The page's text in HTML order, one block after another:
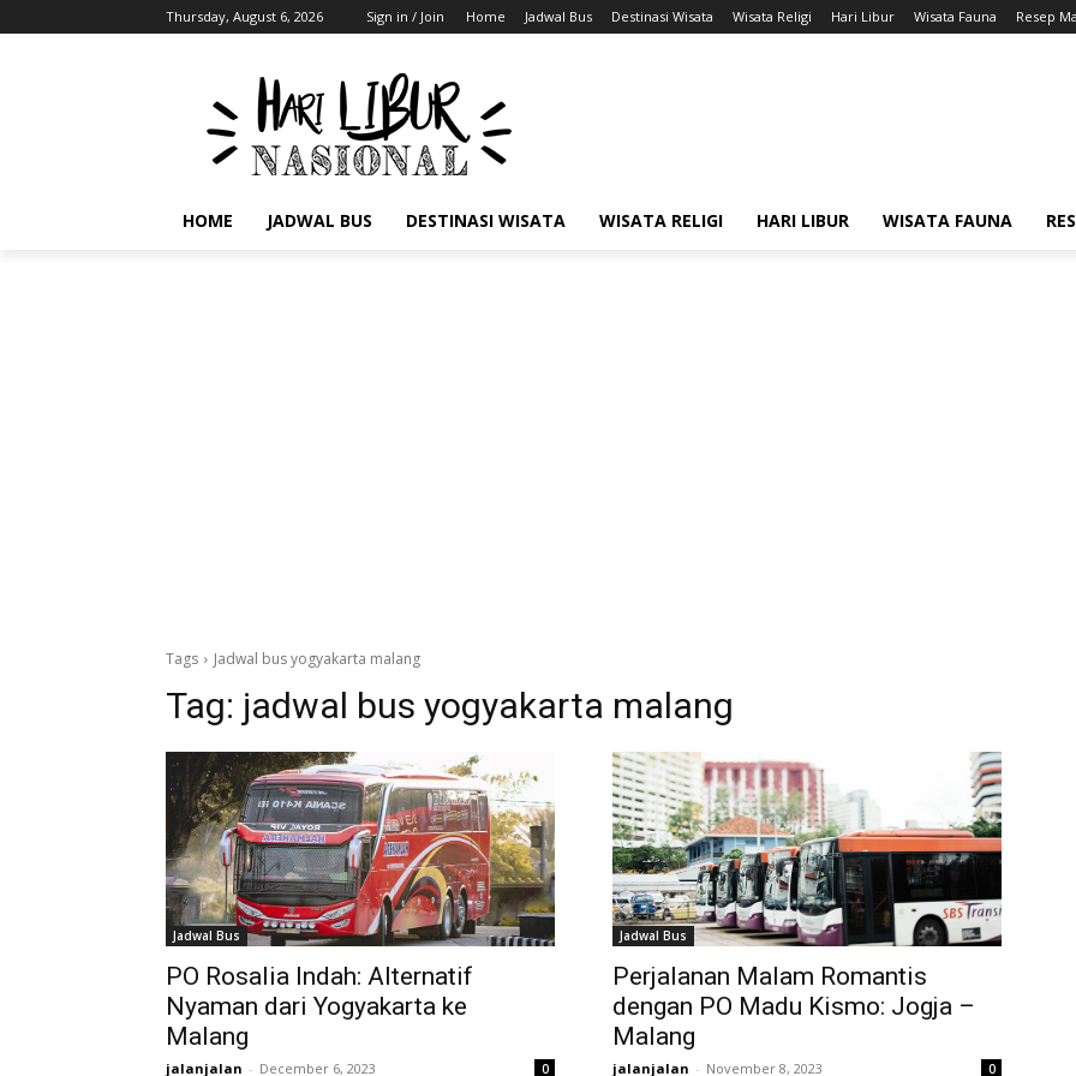
Thursday, August 6, 2026 Sign in / Join Home Jadwal Bus Destinasi Wisata Wisata Religi Hari Libur Wisata Fauna Resep
HOME JADWAL BUS DESTINASI WISATA WISATA RELIGI HARI LIBUR WISATA FAUNA
Tags Jadwal bus yogyakarta malang
Tag: jadwal bus yogyakarta malang
Jadwal Bus
PO Rosalia Indah: Alternatif
Nyaman dari Yogyakarta ke
Malang
jalanjalan - December 6, 2023 0
Jadwal Bus
Perjalanan Malam Romantis
dengan PO Madu Kismo: Jogja –
Malang
jalanjalan - November 8, 2023 0